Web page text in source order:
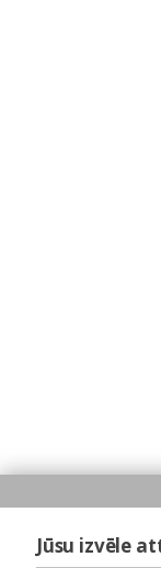
Jūsu izvēle